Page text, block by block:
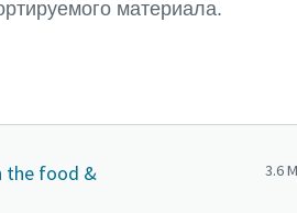
материала.
the food &
3.6